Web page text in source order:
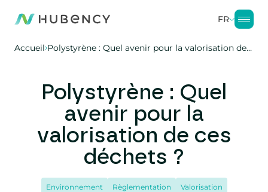
FR
Accueil Polystyrène : Quel avenir pour la valorisation de ces déchets ?
Polystyrène : Quel
avenir pour la
valorisation de ces
déchets ?
Environnement Règlementation Valorisation